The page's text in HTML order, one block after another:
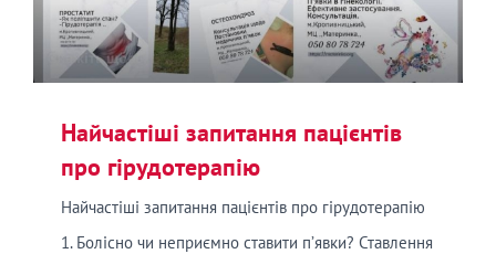
Найчастіші запитання пацієнтів
про гірудотерапію
Найчастіші запитання пацієнтів про гірудотерапію
1. Болісно чи неприємно ставити п’явки? Ставлення